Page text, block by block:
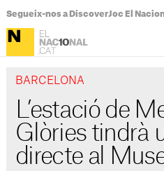
Segueix-nos a DiscoverJoc El
BARCELONA
L’estació de
Glòries tindrà
directe al